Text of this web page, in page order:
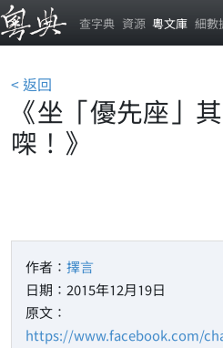
查字典 資源 粵文庫 細數
< 返回
《坐「優先座」
㗎！》
作者： 擇言
日期：2015年12月19日
原文：
https://www.facebook.com/